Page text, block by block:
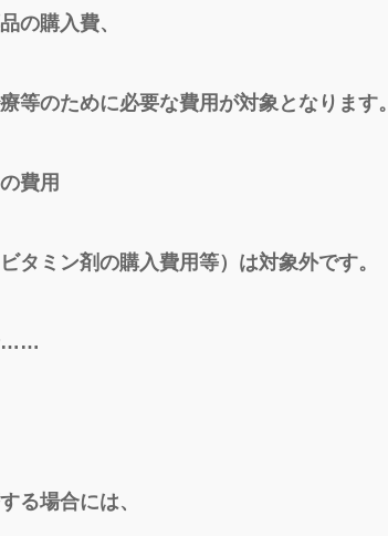
の購入費、
等のために必要な費用が対象となります。
費用
タミン剤の購入費用等）は対象外です。
……
る場合には、